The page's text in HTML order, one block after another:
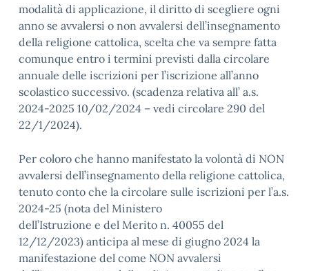
modalità di applicazione, il diritto di scegliere ogni
anno se avvalersi o non avvalersi dell’insegnamento
della religione cattolica, scelta che va sempre fatta
comunque entro i termini previsti dalla circolare
annuale delle iscrizioni per l’iscrizione all’anno
scolastico successivo. (scadenza relativa all’ a.s.
2024-2025 10/02/2024 – vedi circolare 290 del
22/1/2024).
Per coloro che hanno manifestato la volontà di NON
avvalersi dell’insegnamento della religione cattolica,
tenuto conto che la circolare sulle iscrizioni per l’a.s.
2024-25 (nota del Ministero
dell’Istruzione e del Merito n. 40055 del
12/12/2023) anticipa al mese di giugno 2024 la
manifestazione del come NON avvalersi